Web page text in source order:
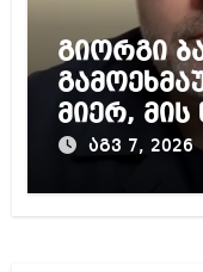
გიორგი
მიერ, მის
დაწყებულ
აგვ 7, 2026